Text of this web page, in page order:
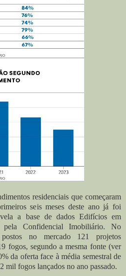
residenciais que começaram
seis meses deste ano já foi
a base de dados Edifícios em
pela Confidencial Imobiliário. No
no mercado 121 projetos
fogos, segundo a mesma fonte (ver
da oferta face à média semestral de
mil fogos lançados no ano passado.